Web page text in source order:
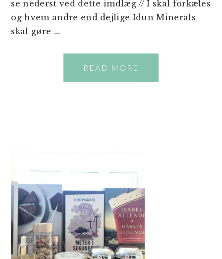
se nederst ved dette imdlæg // I skal forkæles
og hvem andre end dejlige Idun Minerals
skal gøre ...
READ MORE